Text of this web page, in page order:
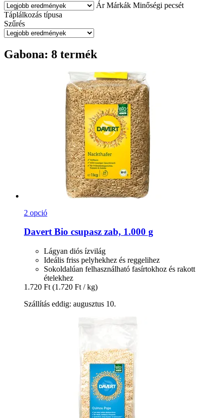
Ár Márkák Minőségi pecsét
Táplálkozás típusa
Szűrés
Gabona: 8 termék
2 opció
DavertBio csupasz zab, 1.000 g
Lágyan diós ízvilág
Ideális friss pelyhekhez és reggelihez
Sokoldalúan felhasználható fasírtokhoz és rakott
ételekhez
1.720 Ft (1.720 Ft / kg)
Szállítás eddig: augusztus 10.